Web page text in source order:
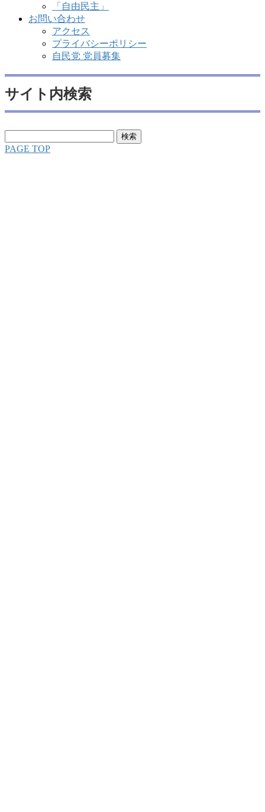
「自由民主」
お問い合わせ
アクセス
プライバシーポリシー
自民党 党員募集
サイト内検索
索:
PAGE TOP